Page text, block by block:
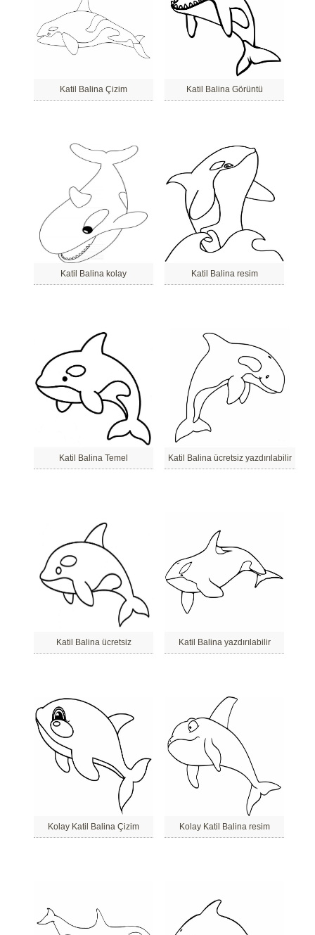
Katil Balina Çizim Katil Balina Görüntü
Katil Balina kolay Katil Balina resim
Katil Balina Temel Katil Balina ücretsiz yazdırılabilir
Katil Balina ücretsiz Katil Balina yazdırılabilir
Kolay Katil Balina Çizim Kolay Katil Balina resim